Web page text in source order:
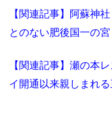
【関連記事】阿蘇神
とのない肥後国一の宮
【関連記事】瀬の本
イ開通以来親しまれ